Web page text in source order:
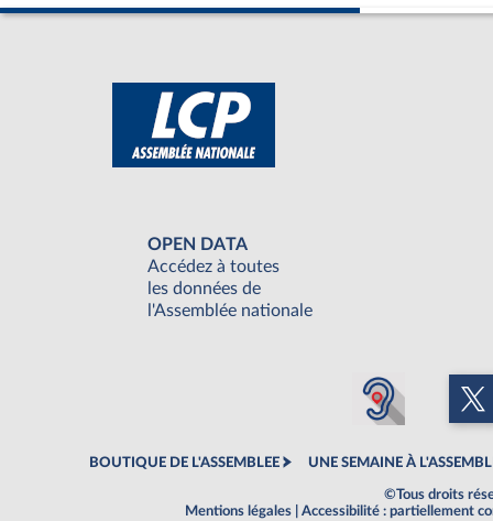
OPEN DATA
Accédez à toutes
les données de
l'Assemblée nationale
BOUTIQUE DE L'ASSEMBLEE UNE SEMAINE À
©Tous droits
Mentions légales
Accessibilité : partiellement